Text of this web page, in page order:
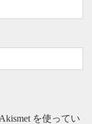
を使ってい